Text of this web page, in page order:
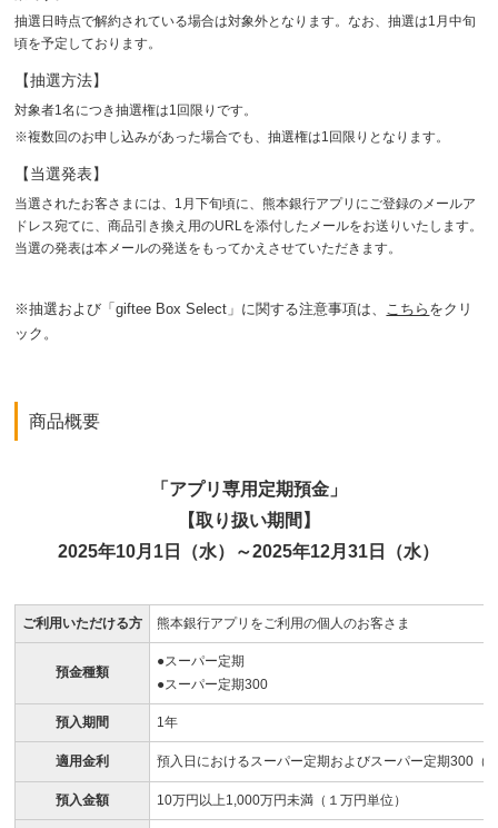
抽選日時点で解約されている場合は対象外となります。なお、抽選は1月中旬
頃を予定しております。
【抽選方法】
対象者1名につき抽選権は1回限りです。
※複数回のお申し込みがあった場合でも、抽選権は1回限りとなります。
【当選発表】
当選されたお客さまには、1月下旬頃に、熊本銀行アプリにご登録のメールア
ドレス宛てに、商品引き換え用のURLを添付したメールをお送りいたします。
当選の発表は本メールの発送をもってかえさせていただきます。
※抽選および「giftee Box Select」に関する注意事項は、 こちら をクリ
ック。
商品概要
「アプリ専用定期預金」
【取り扱い期間】
2025年10月1日（水）～2025年12月31日（水）
ご利用いただける方 熊本銀行アプリをご利用の個人のお客さま
預金種類
●スーパー定期
●スーパー定期300
預入期間 1年
適用金利 預入日におけるスーパー定期およびスーパー定期300（
預入金額 10万円以上1,000万円未満（１万円単位）